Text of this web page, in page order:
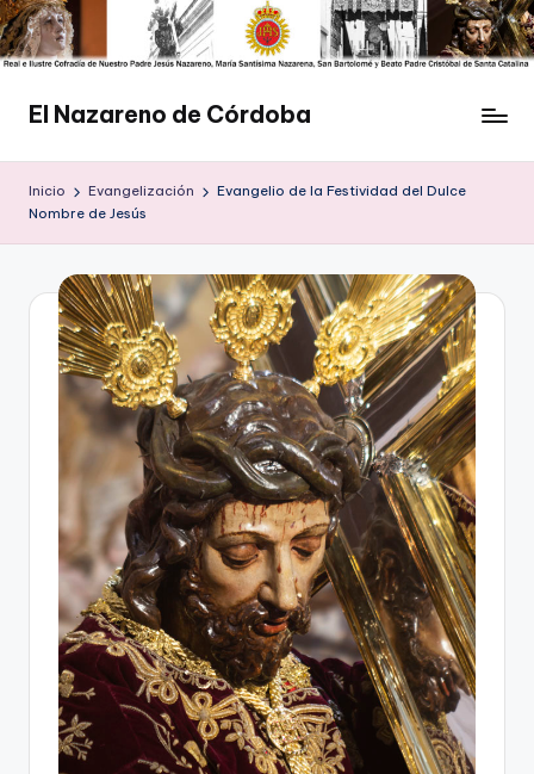
Saltar
contenido
El Nazareno de Córdoba
Nazareno
Córdoba
Inicio Evangelización
Evangelio de la Festividad del Dulce
Nombre de Jesús